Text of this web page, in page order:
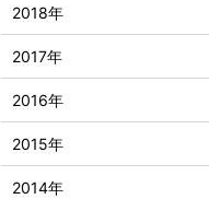
2018年
2017年
2016年
2015年
2014年